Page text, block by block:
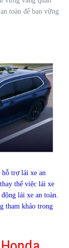
toàn để bạn vững
trợ lái xe an
thế việc lái xe
lái xe an toàn.
tham khảo trong